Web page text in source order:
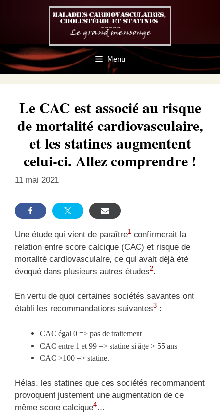
Menu
Le CAC est associé au risque
de mortalité cardiovasculaire,
et les statines augmentent
celui-ci. Allez comprendre !
11 mai 2021
Une étude qui vient de paraître1 confirmerait la
relation entre score calcique (CAC) et risque de
mortalité cardiovasculaire, ce qui avait déjà été
évoqué dans plusieurs autres études2.
En vertu de quoi certaines sociétés savantes ont
établi les recommandations suivantes3 :
CAC égal 0 => pas de traitement
CAC entre 1 et 99 => statine si âge > 55 ans
CAC >100 => statine.
Hélas, les statines que ces sociétés recommandent
provoquent justement une augmentation de ce
même score calcique4…